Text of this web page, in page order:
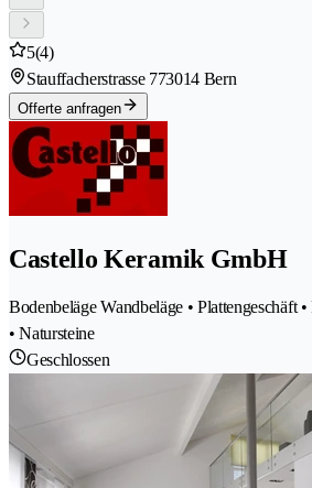
5(4)
Stauffacherstrasse 773014 Bern
Offerte anfragen
Castello Keramik GmbH
Bodenbeläge Wandbeläge • Plattengeschäft •
• Natursteine
Geschlossen